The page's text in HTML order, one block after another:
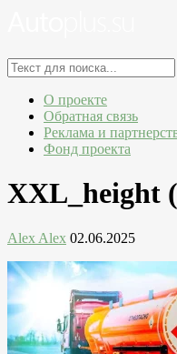
О проекте
Обратная связь
Реклама и
Фонд проекта
XXL_height
Alex Alex 02.06.2025